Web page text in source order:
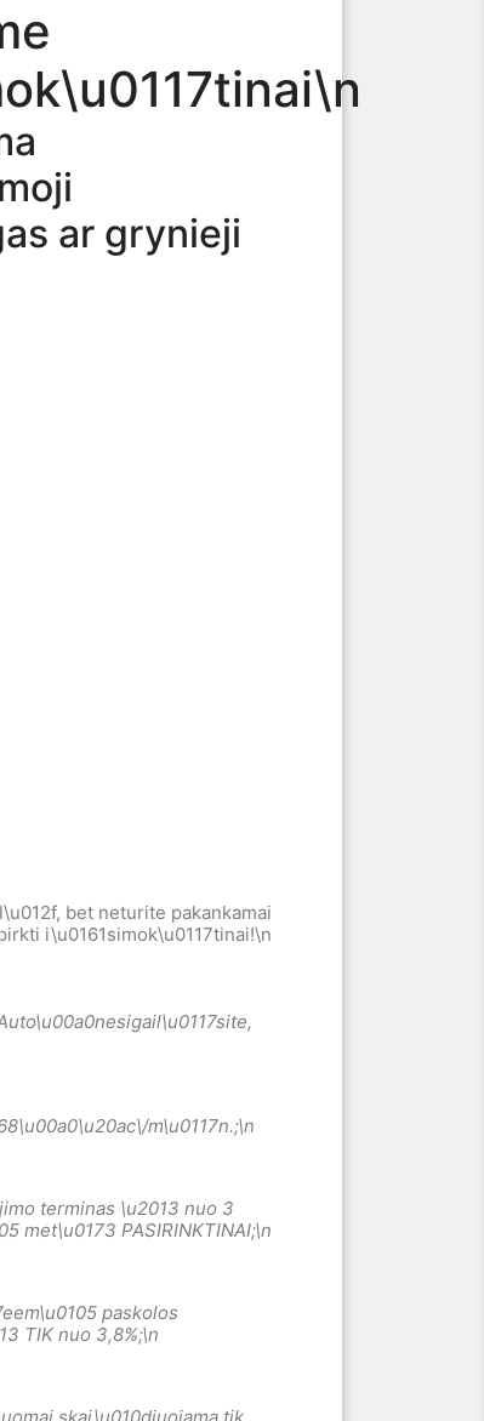
ar grynieji
bet neturite pakankamai
i\u0161simok\u0117tinai!\n
nesigail\u0117site,
\u20ac\/m\u0117n.;\n
terminas \u2013 nuo 3
met\u0173 PASIRINKTINAI;\n
paskolos
TIK nuo 3,8%;\n